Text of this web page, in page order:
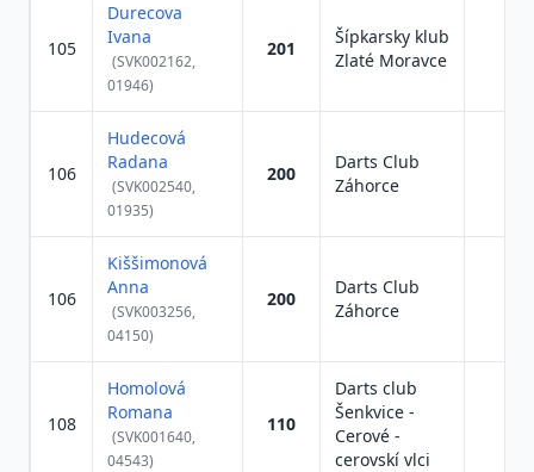
105
Durecova
Ivana
(SVK002162,
01946)
201
Šípkarsky klub
Zlaté Moravce
106
Hudecová
Radana
(SVK002540,
01935)
200
Darts Club
Záhorce
106
Kiššimonová
Anna
(SVK003256,
04150)
200
Darts Club
Záhorce
108
Homolová
Romana
(SVK001640,
04543)
110
Darts club
Šenkvice -
Cerové -
cerovskí vlci